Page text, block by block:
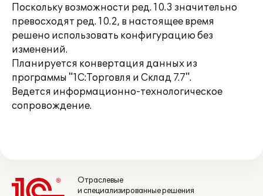
Поскольку возможности ред. 10.3 значительно
превосходят ред. 10.2, в настоящее время
решено использовать конфигурацию без
изменений.
Планируется конвертация данных из
программы "1С:Торговля и Склад 7.7".
Ведется информационно-технологическое
сопровождение.
Отраслевые
и специализированные решения